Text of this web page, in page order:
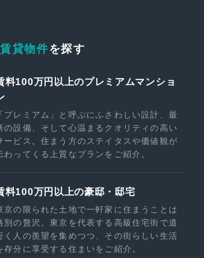
賃貸物件を探す
料100万円以上のプレミアムマンショ
「プレミアム」と呼ぶにふさわしい設計、最
の設備、そして心温まるクオリティの高い
ービス。住まう方のステイタスや価値観が
わってくる上質なプランをご紹介。
料100万円以上の豪邸・邸宅
京の限られた土地で一軒家に住まうことは
別の贅沢。東京を代表する高級住宅街で道
く人の羨望を集めつつ、その街らしい生活
存分に享受する住まいをご紹介。